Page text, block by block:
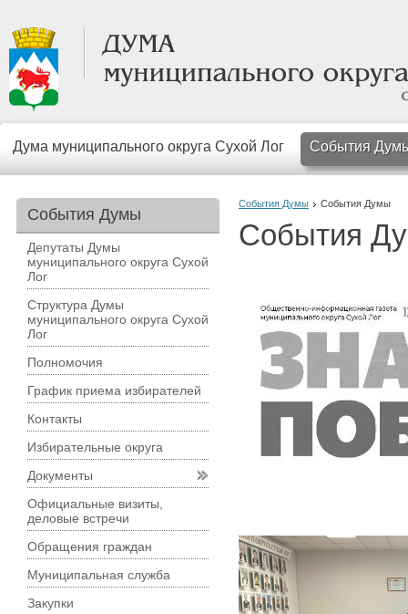
Дума муниципального округа Сухой Лог События
События Думы События Думы
События
События Думы
Депутаты Думы
муниципального округа Сухой
Лог
Структура Думы
муниципального округа Сухой
Лог
Полномочия
График приема избирателей
Контакты
Избирательные округа
Документы
Официальные визиты,
деловые встречи
Обращения граждан
Муниципальная служба
Закупки